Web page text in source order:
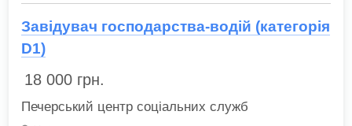
Завідувач господарства-водій (категорія
D1)
18 000 грн.
Печерський центр соціальних служб